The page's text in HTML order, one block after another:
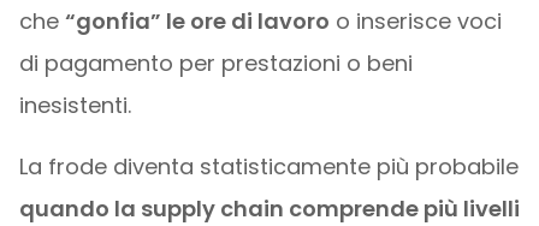
che “gonfia” le ore di lavoro o inserisce voci
di pagamento per prestazioni o beni
inesistenti.
La frode diventa statisticamente più probabile
quando la supply chain comprende più livelli